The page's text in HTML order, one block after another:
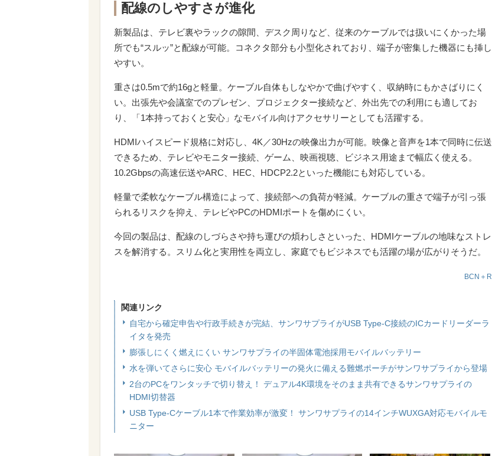
配線のしやすさが進化
新製品は、テレビ裏やラックの隙間、デスク周りなど、従来のケーブルでは扱いにくかった場
所でも“スルッ”と配線が可能。コネクタ部分も小型化されており、端子が密集した機器にも挿し
やすい。
重さは0.5mで約16gと軽量。ケーブル自体もしなやかで曲げやすく、収納時にもかさばりにく
い。出張先や会議室でのプレゼン、プロジェクター接続など、外出先での利用にも適してお
り、「1本持っておくと安心」なモバイル向けアクセサリーとしても活躍する。
HDMIハイスピード規格に対応し、4K／30Hzの映像出力が可能。映像と音声を1本で同時に伝送
できるため、テレビやモニター接続、ゲーム、映画視聴、ビジネス用途まで幅広く使える。
10.2Gbpsの高速伝送やARC、HEC、HDCP2.2といった機能にも対応している。
軽量で柔軟なケーブル構造によって、接続部への負荷が軽減。ケーブルの重さで端子が引っ張
られるリスクを抑え、テレビやPCのHDMIポートを傷めにくい。
今回の製品は、配線のしづらさや持ち運びの煩わしさといった、HDMIケーブルの地味なストレ
スを解消する。スリム化と実用性を両立し、家庭でもビジネスでも活躍の場が広がりそうだ。
BCN＋R
関連リンク
自宅から確定申告や行政手続きが完結、サンワサプライがUSB Type-C接続のICカードリーダーラ
イタを発売
膨張しにくく燃えにくい サンワサプライの半固体電池採用モバイルバッテリー
水を弾いてさらに安心 モバイルバッテリーの発火に備える難燃ポーチがサンワサプライから登場
2台のPCをワンタッチで切り替え！ デュアル4K環境をそのまま共有できるサンワサプライの
HDMI切替器
USB Type-Cケーブル1本で作業効率が激変！ サンワサプライの14インチWUXGA対応モバイルモ
ニター